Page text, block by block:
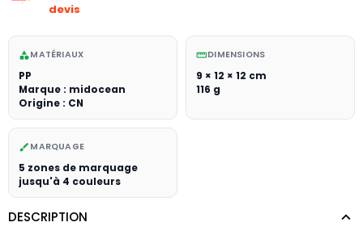
devis
categoryMATÉRIAUX
PP
Marque : midocean
Origine : CN
straightenDIMENSIONS
9 × 12 × 12 cm
116 g
brush MARQUAGE
5 zones de marquage
jusqu'à 4 couleurs
DESCRIPTION